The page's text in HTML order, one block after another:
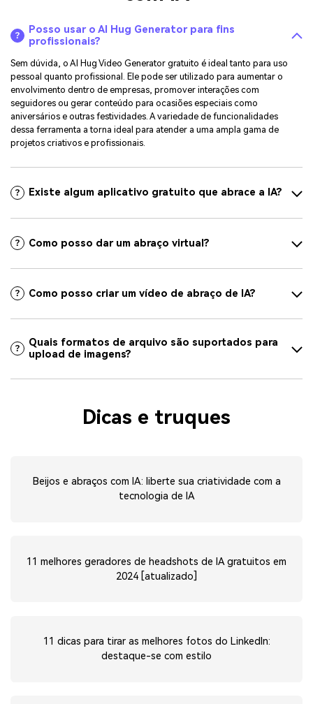
Posso usar o AI Hug Generator para fins
profissionais?
Sem dúvida, o AI Hug Video Generator gratuito é ideal tanto para uso
pessoal quanto profissional. Ele pode ser utilizado para aumentar o
envolvimento dentro de empresas, promover interações com
seguidores ou gerar conteúdo para ocasiões especiais como
aniversários e outras festividades. A variedade de funcionalidades
dessa ferramenta a torna ideal para atender a uma ampla gama de
projetos criativos e profissionais.
Existe algum aplicativo gratuito que abrace a IA?
Como posso dar um abraço virtual?
Como posso criar um vídeo de abraço de IA?
Quais formatos de arquivo são suportados para
upload de imagens?
Dicas e truques
Beijos e abraços com IA: liberte sua criatividade com a
tecnologia de IA
11 melhores geradores de headshots de IA gratuitos em
2024 [atualizado]
11 dicas para tirar as melhores fotos do LinkedIn:
destaque-se com estilo